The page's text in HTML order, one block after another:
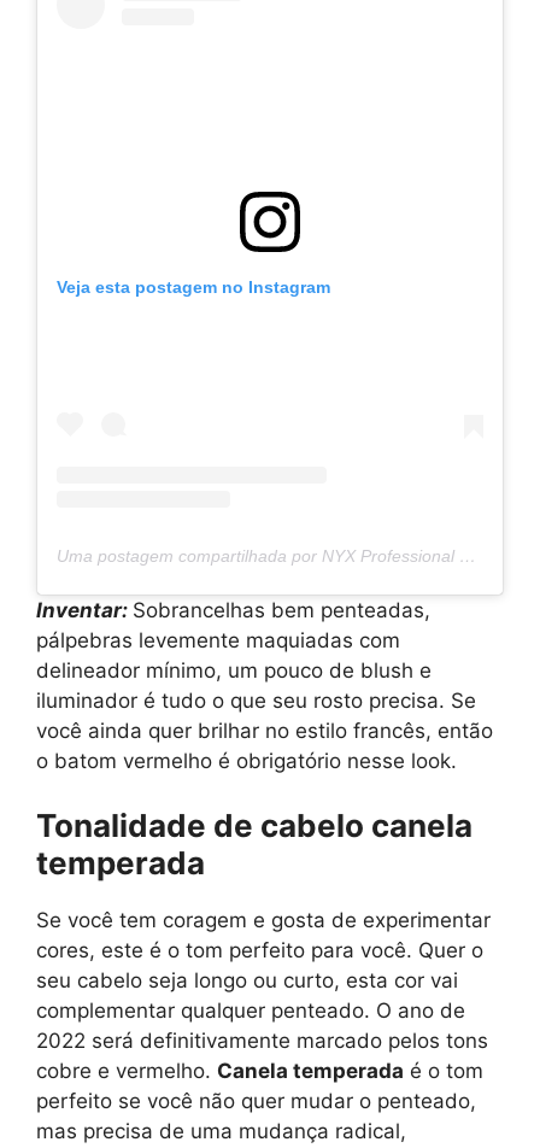
Veja esta postagem no Instagram
Uma postagem compartilhada por NYX Professional Makeup BG (@nyxcosmetics_bg)
Inventar: Sobrancelhas bem penteadas,
pálpebras levemente maquiadas com
delineador mínimo, um pouco de blush e
iluminador é tudo o que seu rosto precisa. Se
você ainda quer brilhar no estilo francês, então
o batom vermelho é obrigatório nesse look.
Tonalidade de cabelo canela
temperada
Se você tem coragem e gosta de experimentar
cores, este é o tom perfeito para você. Quer o
seu cabelo seja longo ou curto, esta cor vai
complementar qualquer penteado. O ano de
2022 será definitivamente marcado pelos tons
cobre e vermelho. Canela temperada é o tom
perfeito se você não quer mudar o penteado,
mas precisa de uma mudança radical,